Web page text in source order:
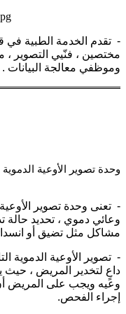
- تقدم الخدمة الطبية
مختصين ، فنّيي التصوير
وموظفي معالجة البيانات .
وحدة تصوير الأوعية الدموية
- تعنى وحدة تصوير
وعائي دموي ، تحديد حالة
مشاكل مثل تضيق أو
- تصوير الأوعية الدموية
داعٍ لتخدير المريض ، حيث
وعيه ويجب على المريض
إجراء الفحص.